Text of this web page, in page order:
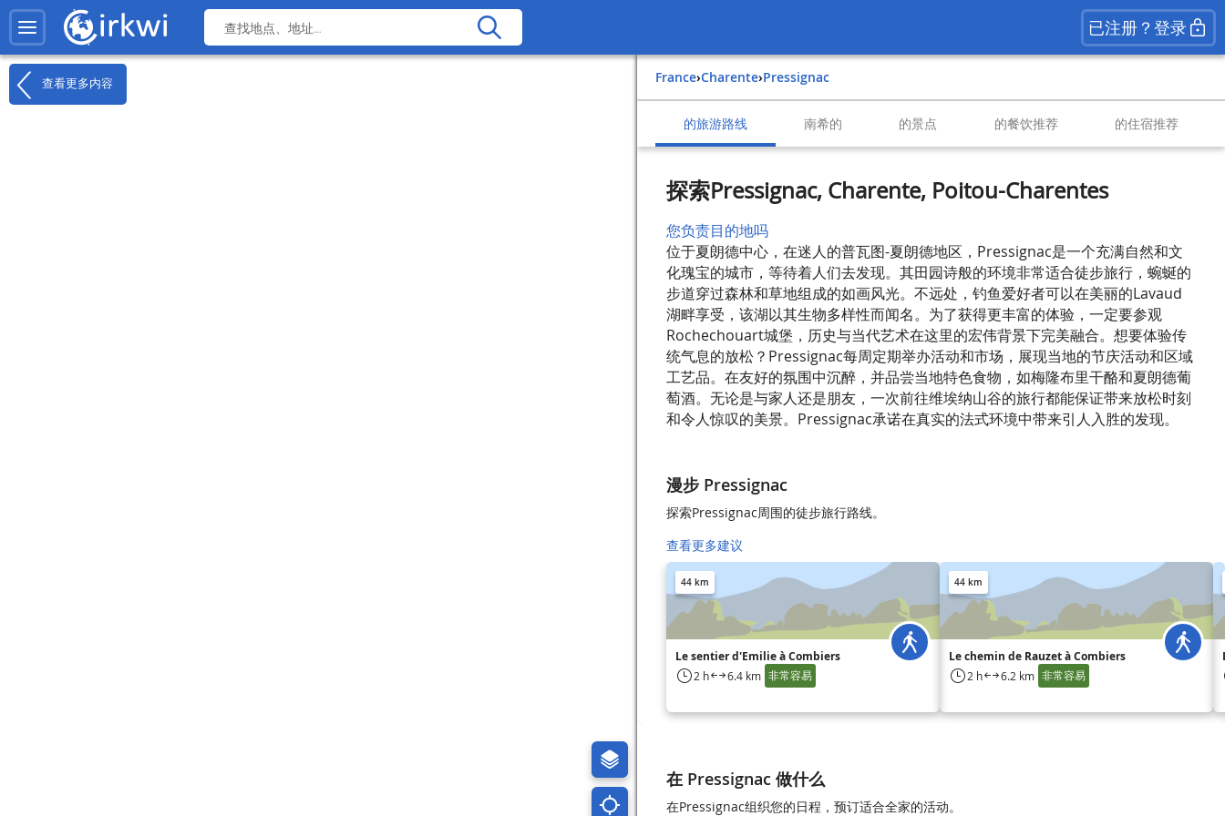
已注册？登录
查看更多内容 France› Charente› Pressignac
的旅游路线 南希的 的景点 的餐饮推荐 的住宿推荐
探索Pressignac, Charente, Poitou-Charentes
您负责目的地吗
位于夏朗德中心，在迷人的普瓦图-夏朗德地区，Pressignac是一个充满自然和文
化瑰宝的城市，等待着人们去发现。其田园诗般的环境非常适合徒步旅行，蜿蜒的
步道穿过森林和草地组成的如画风光。不远处，钓鱼爱好者可以在美丽的Lavaud
湖畔享受，该湖以其生物多样性而闻名。为了获得更丰富的体验，一定要参观
Rochechouart城堡，历史与当代艺术在这里的宏伟背景下完美融合。想要体验传
统气息的放松？Pressignac每周定期举办活动和市场，展现当地的节庆活动和区域
工艺品。在友好的氛围中沉醉，并品尝当地特色食物，如梅隆布里干酪和夏朗德葡
萄酒。无论是与家人还是朋友，一次前往维埃纳山谷的旅行都能保证带来放松时刻
和令人惊叹的美景。Pressignac承诺在真实的法式环境中带来引人入胜的发现。
漫步 Pressignac
探索Pressignac周围的徒步旅行路线。
查看更多建议
44 km
Le sentier d'Emilie à Combiers
2 h 6.4 km 非常容易
44 km
Le chemin de Rauzet à Combiers
2 h 6.2 km 非常容易
在 Pressignac 做什么
在Pressignac组织您的日程，预订适合全家的活动。